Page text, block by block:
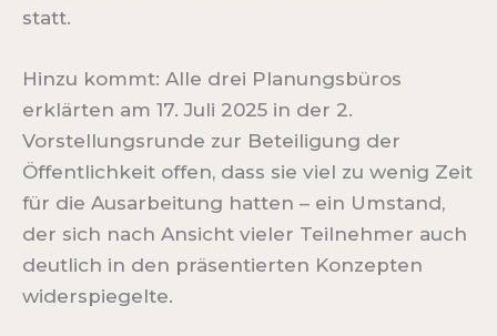
statt.
Hinzu kommt: Alle drei Planungsbüros
erklärten am 17. Juli 2025 in der 2.
Vorstellungsrunde zur Beteiligung der
Öffentlichkeit offen, dass sie viel zu wenig Zeit
für die Ausarbeitung hatten – ein Umstand,
der sich nach Ansicht vieler Teilnehmer auch
deutlich in den präsentierten Konzepten
widerspiegelte.